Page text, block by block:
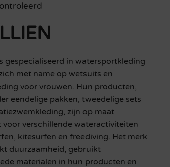
gespecialiseerd in watersportkleding
met name op wetsuits en
voor vrouwen. Hun producten,
eendelige pakken, tweedelige sets
zijn op maat
voor verschillende wateractiviteiten
kitesurfen en freediving. Het merk
duurzaamheid, gebruikt
materialen in hun producten en